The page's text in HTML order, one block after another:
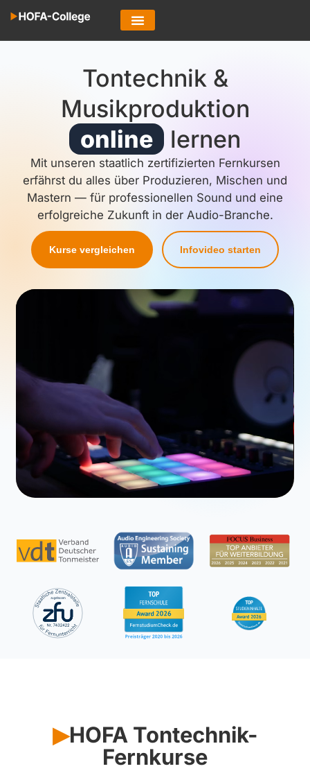
Tontechnik &
Musikproduktion
online
lernen
Mit unseren staatlich zertifizierten Fernkursen
erfährst du alles über Produzieren, Mischen und
Mastern — für professionellen Sound und eine
erfolgreiche Zukunft in der Audio-Branche.
Kurse vergleichen Infovideo starten
▶︎HOFA Tontechnik-
Fernkurse